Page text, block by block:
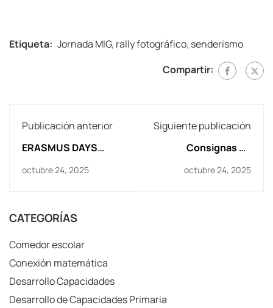
Etiqueta: Jornada MIG, rally fotográfico, senderismo
Compartir:
Publicación anterior
ERASMUS DAYS
TEJIENDO UN CAMBIO
octubre 24, 2025
Siguiente publicación
Consignas de
octubre 24, 2025
CATEGORÍAS
Comedor escolar
Conexión matemática
Desarrollo Capacidades
Desarrollo de Capacidades Primaria